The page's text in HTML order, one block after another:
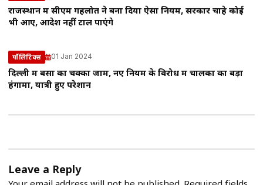
राजस्थान में सीएम गहलोत ने बना दिया ऐसा नियम, सरकार चाहे कोई
भी आए, आदेश नहीं टाल पाएंगे
पॉलिटिक्स 01 Jan 2024
दिल्ली में बसों का चक्का जाम, नए नियम के विरोध में चालकों का बड़ा
हंगामा, यात्री हुए परेशान
Leave a Reply